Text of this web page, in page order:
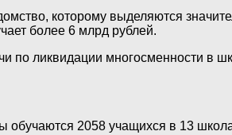
которому выделяются
более 6 млрд рублей.
ликвидации многосменности в
2058 учащихся в 13